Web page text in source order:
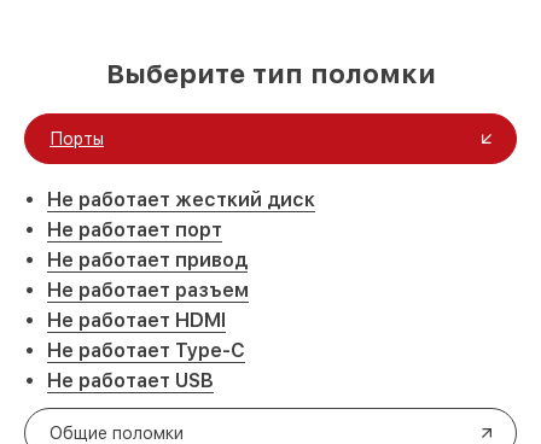
Выберите тип поломки
Порты
Не работает жесткий диск
Не работает порт
Не работает привод
Не работает разъем
Не работает HDMI
Не работает Type-C
Не работает USB
Общие поломки